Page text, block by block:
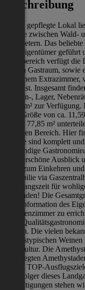
Beschreibung
Dieses gepflegte Lokal
Grenze zwischen Wald-
340 Metern. Das
vom Eigentümer
Innenbereich verfügt die
großen Gastraum,
und einem
aufweist. Insgesamt
Küchen-, Lager,
77,71 m² zur
einer Größe von ca.
mit ca. 77,85 m²
sonnigen Bereich. Hier
Räume sind komplett
aufwendige
wunderschöne Ausblick
laden zum Einkehren
Immobilie via
Übergangszeit für
vorhanden! Die
Laut Information des
Fremdenzimmer zu
seine
Namen. Die vielen
regionstypischen
Weinkultur. Die
freigelegten
zu den TOP-
Nachfolger dieses
Besichtigungen stehen